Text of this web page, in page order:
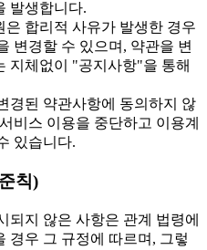
발생합니다.
합리적 사유가 발생한 경우
변경할 수 있으며, 약관을 변
지체없이 "공지사항"을 통해
경된 약관사항에 동의하지 않
비스 이용을 중단하고 이용계
있습니다.
칙)
되지 않은 사항은 관계 법령에
경우 그 규정에 따르며, 그렇